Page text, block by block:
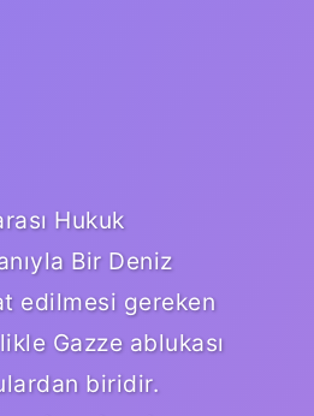
Hukuk
Bir Deniz
edilmesi gereken
Gazze ablukası
biridir.